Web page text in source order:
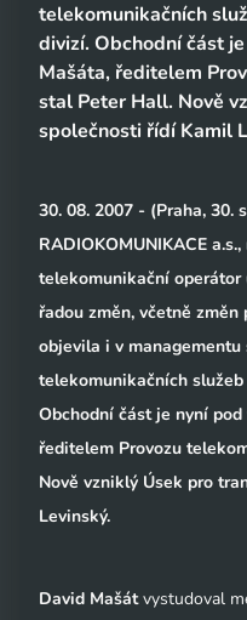
telekomunikačních
divizí. Obchodní část
Mašáta, ředitelem
stal Peter Hall. Nově
společnosti řídí Kamil
30. 08. 2007 - (Praha, 30.
RADIOKOMUNIKACE
telekomunikační operátor
řadou změn, včetně
objevila i v
telekomunikačních
Obchodní část je nyní
ředitelem Provozu
Nově vzniklý Úsek pro
Levinský.
David Mašátvystudoval